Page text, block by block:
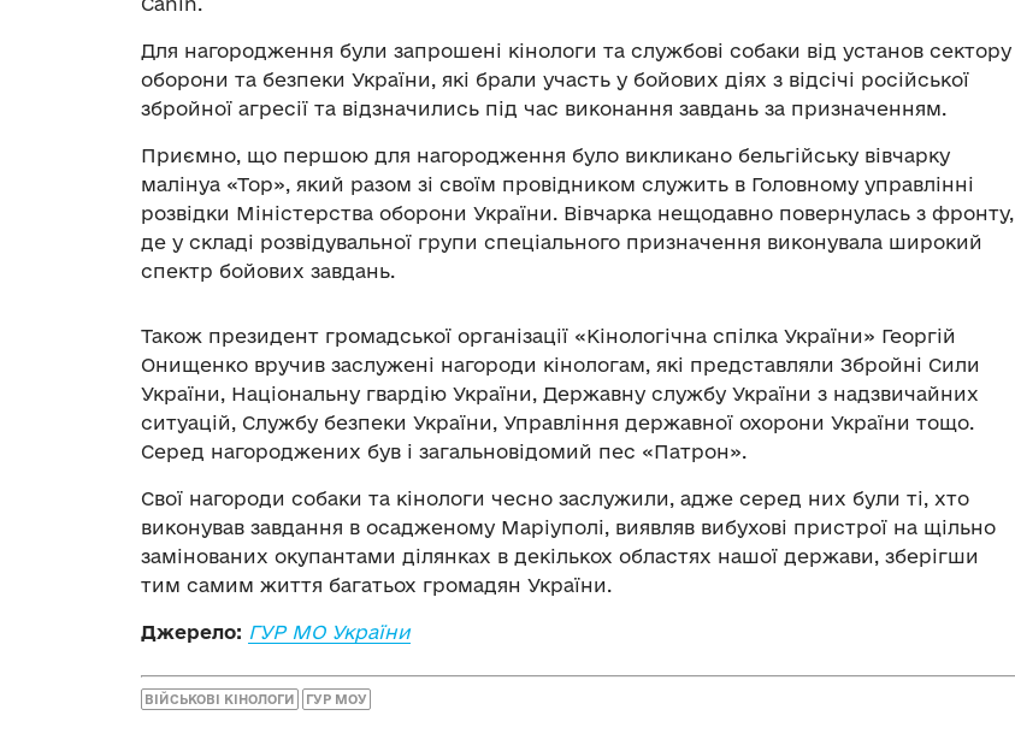
Для нагородження були запрошені кінологи та службові собаки від установ сектору
оборони та безпеки України, які брали участь у бойових діях з відсічі російської
збройної агресії та відзначились під час виконання завдань за призначенням.
Приємно, що першою для нагородження було викликано бельгійську вівчарку
малінуа «Тор», який разом зі своїм провідником служить в Головному управлінні
розвідки Міністерства оборони України. Вівчарка нещодавно повернулась з фронту,
де у складі розвідувальної групи спеціального призначення виконувала широкий
спектр бойових завдань.
Також президент громадської організації «Кінологічна спілка України» Георгій
Онищенко вручив заслужені нагороди кінологам, які представляли Збройні Сили
України, Національну гвардію України, Державну службу України з надзвичайних
ситуацій, Службу безпеки України, Управління державної охорони України тощо.
Серед нагороджених був і загальновідомий пес «Патрон».
Свої нагороди собаки та кінологи чесно заслужили, адже серед них були ті, хто
виконував завдання в осадженому Маріуполі, виявляв вибухові пристрої на щільно
замінованих окупантами ділянках в декількох областях нашої держави, зберігши
тим самим життя багатьох громадян України.
Джерело: ГУР МО України
ВІЙСЬКОВІ КІНОЛОГИ ГУР МОУ